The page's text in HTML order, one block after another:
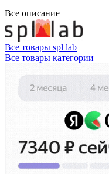
Все описание
Все товары spl lab
Все товары категории